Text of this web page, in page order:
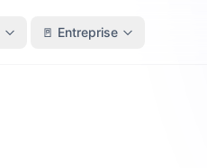
🚪 Entreprise